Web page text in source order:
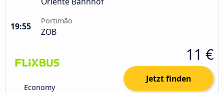
19:55
Portimão
ZOB
Economy
11 €
Jetzt finden